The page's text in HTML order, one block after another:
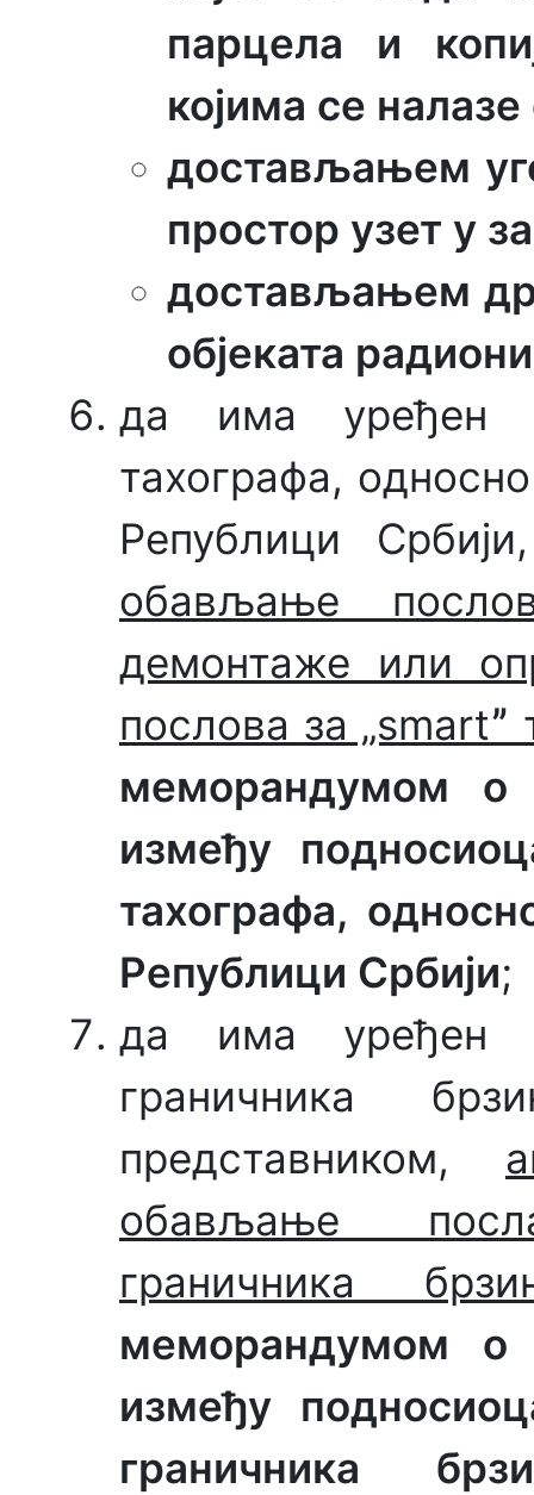
парцела и
којима се
достављањем
простор узет у
достављањем
објеката
да има уређен
тахографа,
Републици
обављање
демонтаже или
послова за „smartˮ
меморандумом о
између
тахографа,
Републици Србији;
да има уређен
граничника
представником,
обављање
граничника
меморандумом о
између
граничника